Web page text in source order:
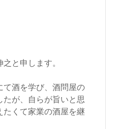
と申します。
て酒を学び、酒問屋の
が、自らが旨いと思
たくて家業の酒屋を継